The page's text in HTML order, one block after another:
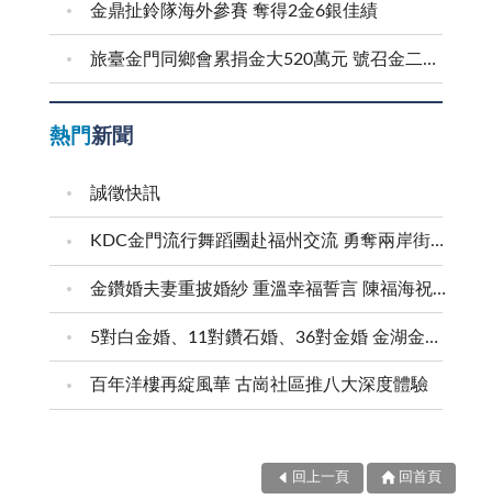
金鼎扯鈴隊海外參賽 奪得2金6銀佳績
旅臺金門同鄉會累捐金大520萬元 號召金二代金三代返鄉求學
熱門新聞
誠徵快訊
KDC金門流行舞蹈團赴福州交流 勇奪兩岸街舞賽三等獎
金鑽婚夫妻重披婚紗 重溫幸福誓言 陳福海祝福牽手半世紀 情深相守成典範
5對白金婚、11對鑽石婚、36對金婚 金湖金沙夫妻共享榮耀時刻 陳福海表揚金鑽婚夫妻 向半世紀相守家庭典範致敬
百年洋樓再綻風華 古崗社區推八大深度體驗
回上一頁 回首頁